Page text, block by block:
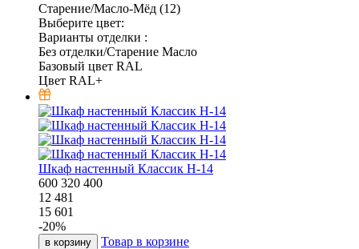
Старение/Масло-Мёд (12)
Выберите цвет:
Варианты отделки :
Без отделки/Старение Масло
Базовый цвет RAL
Цвет RAL+
Шкаф настенный Классик Н-14
600 320 400
12 481
15 601
-20%
в корзину Товар в корзине